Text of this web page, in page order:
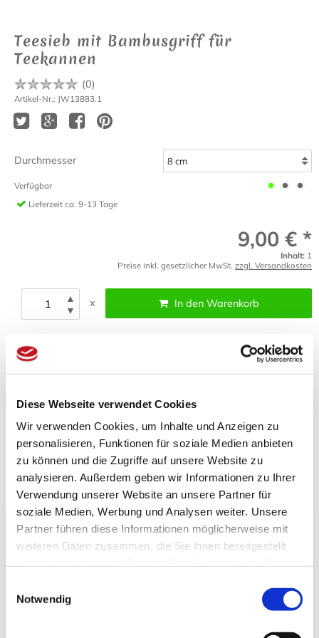
Diese Webseite verwendet Cookies
Wir verwenden Cookies, um Inhalte und Anzeigen zu
personalisieren, Funktionen für soziale Medien anbieten
zu können und die Zugriffe auf unsere Website zu
analysieren. Außerdem geben wir Informationen zu Ihrer
Verwendung unserer Website an unsere Partner für
soziale Medien, Werbung und Analysen weiter. Unsere
Partner führen diese Informationen möglicherweise mit
weiteren Daten zusammen, die Sie ihnen bereitgestellt
Notwendig
Teesieb mit Bambusgriff für
Teekannen
(0)
Artikel-Nr.: JW13883.1
Durchmesser
Verfügbar
Lieferzeit ca. 9-13 Tage
9,00 € *
Inhalt: 1
Preise inkl. gesetzlicher MwSt. zzgl. Versandkosten
▲
▼
x In den Warenkorb
Bewertung schreiben
Artikel vergleichen
Merkzettel
Beschreibung Bewertungen (0)
Produktinformationen "Teesieb mit Bambusgriff
für Teekannen"
Länge: